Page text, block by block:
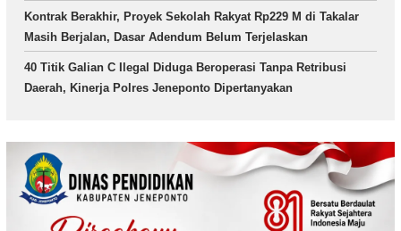
Kontrak Berakhir, Proyek Sekolah Rakyat Rp229 M di Takalar
Masih Berjalan, Dasar Adendum Belum Terjelaskan
40 Titik Galian C Ilegal Diduga Beroperasi Tanpa Retribusi
Daerah, Kinerja Polres Jeneponto Dipertanyakan